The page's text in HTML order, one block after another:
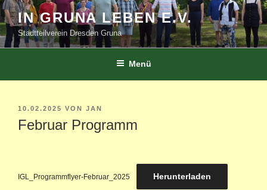
Zum
Inhalt
springen
IN GRUNA LEBEN E.V.
Stadtteilverein Dresden Gruna
Menü
VERÖFFENTLICHT
AM
10.02.2025 VON JAN
Februar Programm
IGL_Programmflyer-Februar_2025 Herunterladen